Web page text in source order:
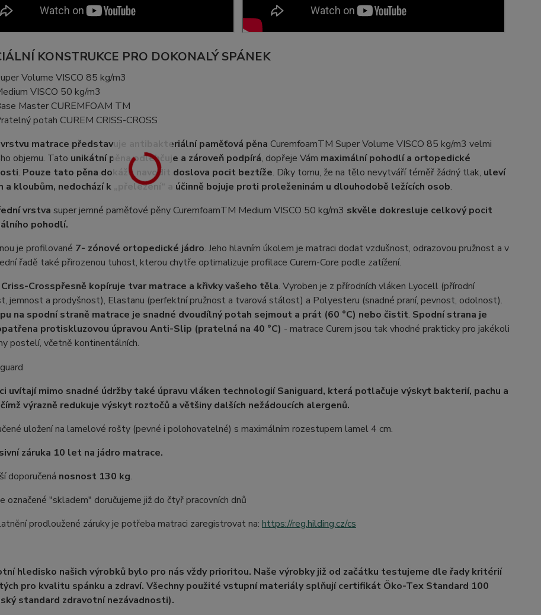
KONSTRUKCE PRO DOKONALÝ SPÁNEK
Volume VISCO 85 kg/m3
VISCO 50 kg/m3
Master CUREMFOAM TM
potah CUREM CRISS-CROSS
vrstvu matrace představuje antibakteriální paměťová pěna CuremfoamTM Super Volume VISCO 85 kg/m3 velmi
objemu. Tato unikátní pěna odlehčuje a zároveň podpírá, dopřeje Vám maximální pohodlí a ortopedické
. Pouze tato pěna dokáže navodit doslova pocit beztíže. Díky tomu, že na tělo nevytváří téměř žádný tlak, uleví
a kloubům, nedochází k „přeležení“ a účinně bojuje proti proleženinám u dlouhodobě ležících osob.
vrstva super jemné paměťové pěny CuremfoamTM Medium VISCO 50 kg/m3 skvěle dokresluje celkový pocit
pohodlí.
je profilované 7- zónové ortopedické jádro. Jeho hlavním úkolem je matraci dodat vzdušnost, odrazovou pružnost a v
řadě také přirozenou tuhost, kterou chytře optimalizuje profilace Curem-Core podle zatížení.
Crosspřesně kopíruje tvar matrace a křivky vašeho těla. Vyroben je z přírodních vláken Lyocell (přírodní
jemnost a prodyšnost), Elastanu (perfektní pružnost a tvarová stálost) a Polyesteru (snadné praní, pevnost, odolnost).
na spodní straně matrace je snadné dvoudílný potah sejmout a prát (60 °C) nebo čistit. Spodní strana je
protiskluzovou úpravou Anti-Slip (pratelná na 40 °C) - matrace Curem jsou tak vhodné prakticky pro jakékoli
postelí, včetně kontinentálních.
uvítají mimo snadné údržby také úpravu vláken technologií Saniguard, která potlačuje výskyt bakterií, pachu a
výrazně redukuje výskyt roztočů a většiny dalších nežádoucích alergenů.
uložení na lamelové rošty (pevné i polohovatelné) s maximálním rozestupem lamel 4 cm.
záruka 10 let na jádro matrace.
doporučená nosnost 130 kg.
označené "skladem" doručujeme již do čtyř pracovních dnů
prodloužené záruky je potřeba matraci zaregistrovat na: https://reg.hilding.cz/cs
hledisko našich výrobků bylo pro nás vždy prioritou. Naše výrobky již od začátku testujeme dle řady kritérií
pro kvalitu spánku a zdraví. Všechny použité vstupní materiály splňují certifikát Öko-Tex Standard 100
standard zdravotní nezávadnosti).